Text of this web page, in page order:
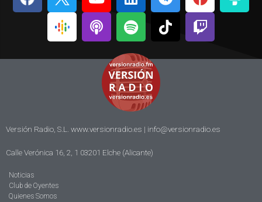
Versión Radio, S.L. www.versionradio.es | info@versionradio.es
Calle Verónica 16, 2, 1 03201 Elche (Alicante)
Noticias
Club de Oyentes
Quienes Somos